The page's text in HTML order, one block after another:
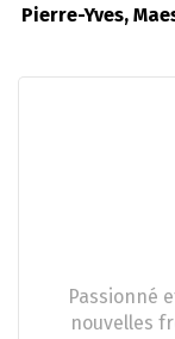
Pierre-Yves,
Passionné
nouvelles